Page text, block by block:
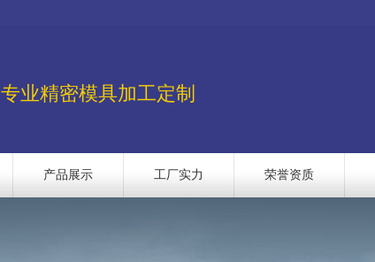
专业精密模具加工定制
产品展示 工厂实力 荣誉资质